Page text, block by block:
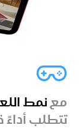
مع نمط
تتطلب أداءً